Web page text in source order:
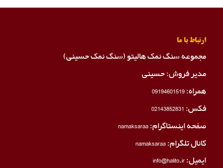
ارتباط با ما
مجموعه سنگ نمک هالیتو (سنگ نمک حسینی)
مدیر فروش: حسینی
همراه:09194601519
فکس:02143852831
صفحه اینستاگرام:namaksaraa
کانال تلگرام:namaksaraa
ایمیل: info@halito.ir